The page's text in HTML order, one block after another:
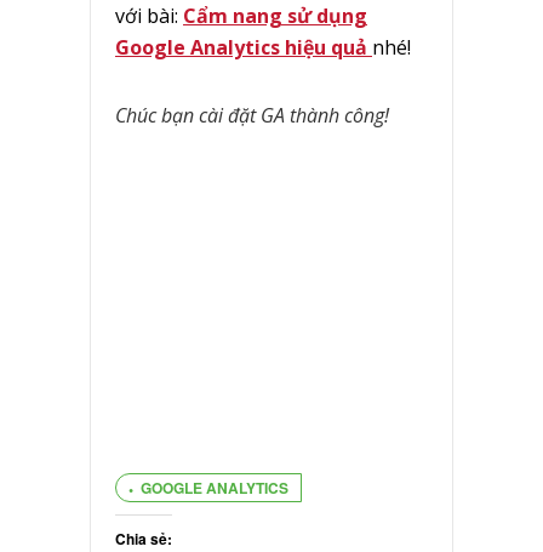
với bài: Cẩm nang sử dụng
Google Analytics hiệu quả nhé!
Chúc bạn cài đặt GA thành công!
GOOGLE ANALYTICS
Chia sẻ: